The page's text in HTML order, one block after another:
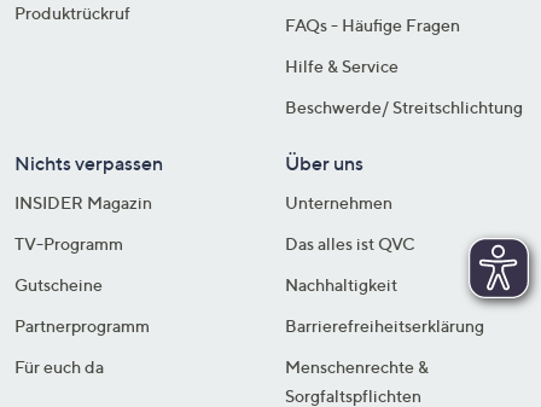
Produktrückruf
FAQs - Häufige Fragen
Hilfe & Service
Beschwerde/ Streitschlichtung
Nichts verpassen
INSIDER Magazin
TV-Programm
Gutscheine
Partnerprogramm
Für euch da
Über uns
Unternehmen
Das alles ist QVC
Nachhaltigkeit
Barrierefreiheitserklärung
Menschenrechte &
Sorgfaltspflichten